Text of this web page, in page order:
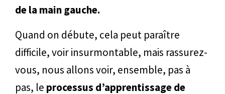
de la main gauche.
Quand on débute, cela peut paraître
difficile, voir insurmontable, mais rassurez-
vous, nous allons voir, ensemble, pas à
pas, le processus d’apprentissage de